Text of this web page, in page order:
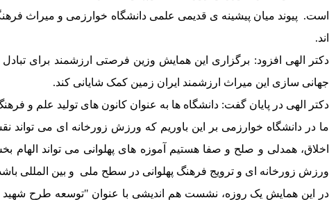
است. پیوند میان پیشینه ی قدیمی علمی دانشگاه خوارزمی و میراث
اند.
دکتر الهی افزود: برگزاری این همایش وزین فرصتی ارزشمند برای
جهانی سازی این میراث ارزشمند ایران زمین کمک شایانی کند.
دکتر الهی در پایان گفت: دانشگاه ها به عنوان کانون های تولید علم و
ما در دانشگاه خوارزمی بر این باوریم که ورزش زورخانه ای می
اخلاق، همدلی و صلح و صفا هستیم آموزه های پهلوانی می تواند
ورزش زورخانه ای و ترویج فرهنگ پهلوانی در سطح ملی و بین المللی
در این همایش یک روزه، نشست هم اندیشی با عنوان "توسعه طرح